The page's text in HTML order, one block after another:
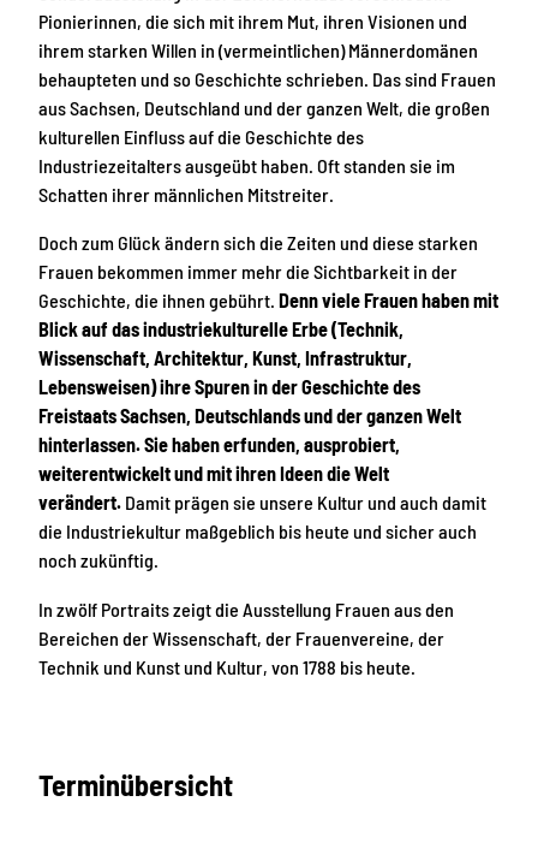
Pionierinnen, die sich mit ihrem Mut, ihren Visionen und
ihrem starken Willen in (vermeintlichen) Männerdomänen
behaupteten und so Geschichte schrieben. Das sind Frauen
aus Sachsen, Deutschland und der ganzen Welt, die großen
kulturellen Einfluss auf die Geschichte des
Industriezeitalters ausgeübt haben. Oft standen sie im
Schatten ihrer männlichen Mitstreiter.
Doch zum Glück ändern sich die Zeiten und diese starken
Frauen bekommen immer mehr die Sichtbarkeit in der
Geschichte, die ihnen gebührt. Denn viele Frauen haben mit
Blick auf das industriekulturelle Erbe (Technik,
Wissenschaft, Architektur, Kunst, Infrastruktur,
Lebensweisen) ihre Spuren in der Geschichte des
Freistaats Sachsen, Deutschlands und der ganzen Welt
hinterlassen. Sie haben erfunden, ausprobiert,
weiterentwickelt und mit ihren Ideen die Welt
verändert. Damit prägen sie unsere Kultur und auch damit
die Industriekultur maßgeblich bis heute und sicher auch
noch zukünftig.
In zwölf Portraits zeigt die Ausstellung Frauen aus den
Bereichen der Wissenschaft, der Frauenvereine, der
Technik und Kunst und Kultur, von 1788 bis heute.
Terminübersicht